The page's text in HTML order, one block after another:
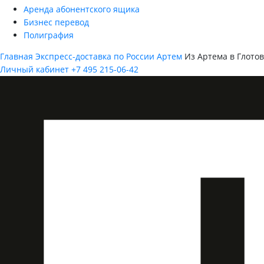
Аренда абонентского ящика
Бизнес перевод
Полиграфия
Главная Экспресс-доставка по России Артем Из Артема в
Личный кабинет +7 495 215-06-42